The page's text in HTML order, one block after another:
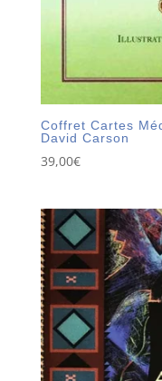
Coffret Cartes
David Carson
39,00€